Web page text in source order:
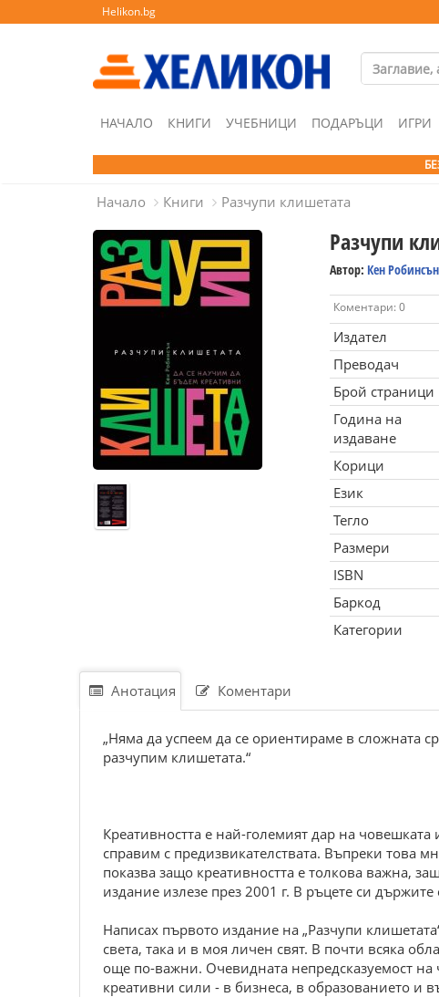
Helikon.bg
НАЧАЛО КНИГИ УЧЕБНИЦИ ПОДАРЪЦИ ИГРИ
Начало Книги Разчупи клишетата
Разчупи
Автор: Кен Робинсън
Коментари: 0
Издател
Преводач
Брой страници
Година на
издаване
Корици
Език
Тегло
Размери
ISBN
Баркод
Категории
Анотация Коментари
„Няма да успеем да се ориентираме в сложната
разчупим клишетата.“
Креативността е най-големият дар на човешката
справим с предизвикателствата. Въпреки това
показва защо креативността е толкова важна,
издание излезе през 2001 г. В ръцете си
Написах първото издание на „Разчупи
света, така и в моя личен свят. В почти всяка
още по-важни. Очевидната непредсказуемост
креативни сили - в бизнеса, в образованието и